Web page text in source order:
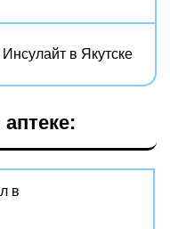
в Якутске